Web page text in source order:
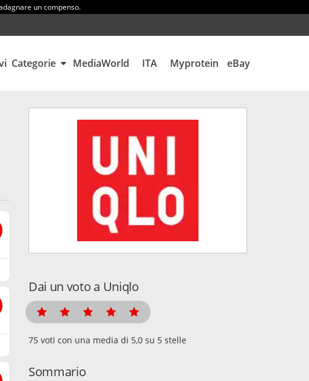
un compenso.
Categorie MediaWorld ITA Myprotein eBay
Dai un voto a Uniqlo
voti con una media di su 5 stelle
Sommario